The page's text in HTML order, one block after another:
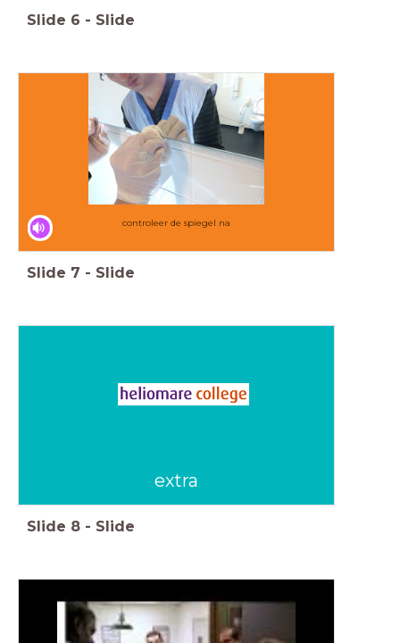
Slide 6 - Slide
controleer de spiegel na
Slide 7 - Slide
extra
Slide 8 - Slide